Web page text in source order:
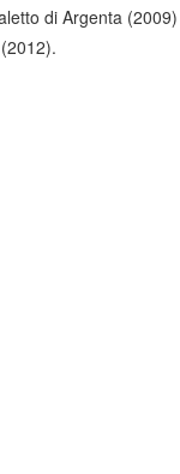
di Argenta (2009)
(2012).